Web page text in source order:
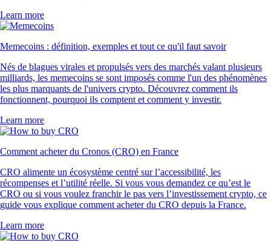
Learn more
Memecoins : définition, exemples et tout ce qu'il faut savoir
Nés de blagues virales et propulsés vers des marchés valant plusieurs
milliards, les memecoins se sont imposés comme l'un des phénomènes
les plus marquants de l'univers crypto. Découvrez comment ils
fonctionnent, pourquoi ils comptent et comment y investir.
Learn more
Comment acheter du Cronos (CRO) en France
CRO alimente un écosystème centré sur l’accessibilité, les
récompenses et l’utilité réelle. Si vous vous demandez ce qu’est le
CRO ou si vous voulez franchir le pas vers l’investissement crypto, ce
guide vous explique comment acheter du CRO depuis la France.
Learn more